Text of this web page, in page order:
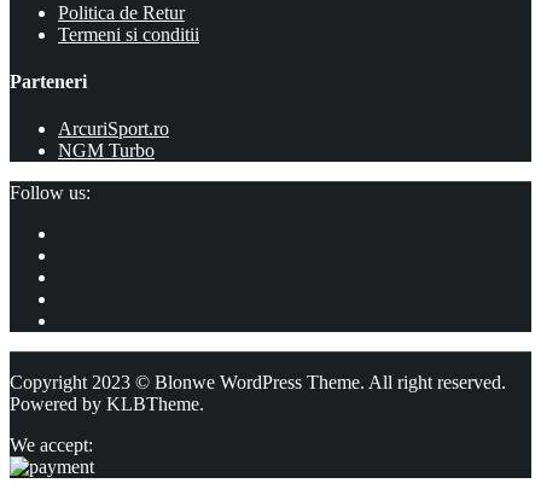
Politica de Retur
Termeni si conditii
Parteneri
ArcuriSport.ro
NGM Turbo
Follow us:
Copyright 2023 © Blonwe WordPress Theme. All right reserved.
Powered by KLBTheme.
We accept: